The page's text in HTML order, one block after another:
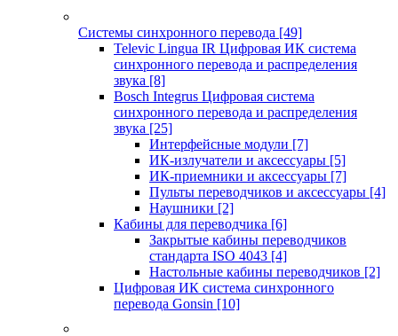
Системы синхронного перевода [49]
Televic Lingua IR Цифровая ИК система
синхронного перевода и распределения
звука [8]
Bosch Integrus Цифровая система
синхронного перевода и распределения
звука [25]
Интерфейсные модули [7]
ИК-излучатели и аксессуары [5]
ИК-приемники и аксессуары [7]
Пульты переводчиков и аксессуары [4]
Наушники [2]
Кабины для переводчика [6]
Закрытые кабины переводчиков
стандарта ISO 4043 [4]
Настольные кабины переводчиков [2]
Цифровая ИК система синхронного
перевода Gonsin [10]